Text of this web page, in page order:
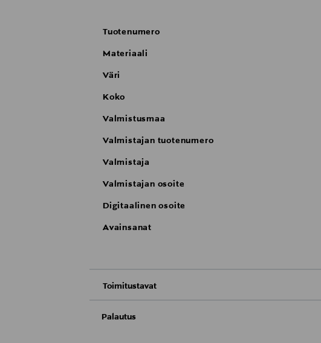
Tuotenumero
Materiaali
Väri
Koko
Valmistusmaa
Valmistajan tuotenumero
Valmistaja
Valmistajan osoite
Digitaalinen osoite
Avainsanat
Toimitustavat
Palautus